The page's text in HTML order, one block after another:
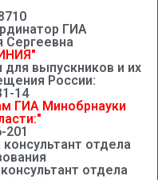
ГИА
Сергеевна
выпускников и их
России:
14
ГИА Минобрнауки
201
отдела
отдела